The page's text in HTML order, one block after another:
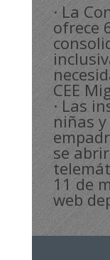
· La
ofrece
CEE
· Las
niñas
se
11 de
web